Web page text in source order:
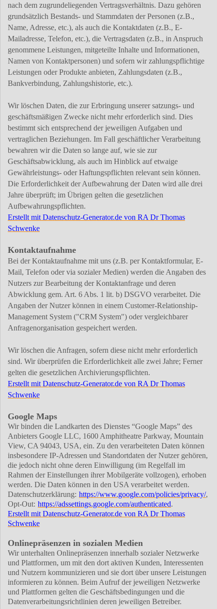
nach dem zugrundeliegenden Vertragsverhältnis. Dazu gehören
grundsätzlich Bestands- und Stammdaten der Personen (z.B.,
Name, Adresse, etc.), als auch die Kontaktdaten (z.B., E-
Mailadresse, Telefon, etc.), die Vertragsdaten (z.B., in Anspruch
genommene Leistungen, mitgeteilte Inhalte und Informationen,
Namen von Kontaktpersonen) und sofern wir zahlungspflichtige
Leistungen oder Produkte anbieten, Zahlungsdaten (z.B.,
Bankverbindung, Zahlungshistorie, etc.).
Wir löschen Daten, die zur Erbringung unserer satzungs- und
geschäftsmäßigen Zwecke nicht mehr erforderlich sind. Dies
bestimmt sich entsprechend der jeweiligen Aufgaben und
vertraglichen Beziehungen. Im Fall geschäftlicher Verarbeitung
bewahren wir die Daten so lange auf, wie sie zur
Geschäftsabwicklung, als auch im Hinblick auf etwaige
Gewährleistungs- oder Haftungspflichten relevant sein können.
Die Erforderlichkeit der Aufbewahrung der Daten wird alle drei
Jahre überprüft; im Übrigen gelten die gesetzlichen
Aufbewahrungspflichten.
Erstellt mit Datenschutz-Generator.de von RA Dr Thomas
Schwenke
Kontaktaufnahme
Bei der Kontaktaufnahme mit uns (z.B. per Kontaktformular, E-
Mail, Telefon oder via sozialer Medien) werden die Angaben des
Nutzers zur Bearbeitung der Kontaktanfrage und deren
Abwicklung gem. Art. 6 Abs. 1 lit. b) DSGVO verarbeitet. Die
Angaben der Nutzer können in einem Customer-Relationship-
Management System ("CRM System") oder vergleichbarer
Anfragenorganisation gespeichert werden.
Wir löschen die Anfragen, sofern diese nicht mehr erforderlich
sind. Wir überprüfen die Erforderlichkeit alle zwei Jahre; Ferner
gelten die gesetzlichen Archivierungspflichten.
Erstellt mit Datenschutz-Generator.de von RA Dr Thomas
Schwenke
Google Maps
Wir binden die Landkarten des Dienstes “Google Maps” des
Anbieters Google LLC, 1600 Amphitheatre Parkway, Mountain
View, CA 94043, USA, ein. Zu den verarbeiteten Daten können
insbesondere IP-Adressen und Standortdaten der Nutzer gehören,
die jedoch nicht ohne deren Einwilligung (im Regelfall im
Rahmen der Einstellungen ihrer Mobilgeräte vollzogen), erhoben
werden. Die Daten können in den USA verarbeitet werden.
Datenschutzerklärung: https://www.google.com/policies/privacy/,
Opt-Out: https://adssettings.google.com/authenticated.
Erstellt mit Datenschutz-Generator.de von RA Dr Thomas
Schwenke
Onlinepräsenzen in sozialen Medien
Wir unterhalten Onlinepräsenzen innerhalb sozialer Netzwerke
und Plattformen, um mit den dort aktiven Kunden, Interessenten
und Nutzern kommunizieren und sie dort über unsere Leistungen
informieren zu können. Beim Aufruf der jeweiligen Netzwerke
und Plattformen gelten die Geschäftsbedingungen und die
Datenverarbeitungsrichtlinien deren jeweiligen Betreiber.